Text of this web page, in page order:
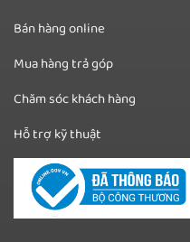
Bán hàng online
Mua hàng trả góp
Chăm sóc khách hàng
Hỗ trợ kỹ thuật